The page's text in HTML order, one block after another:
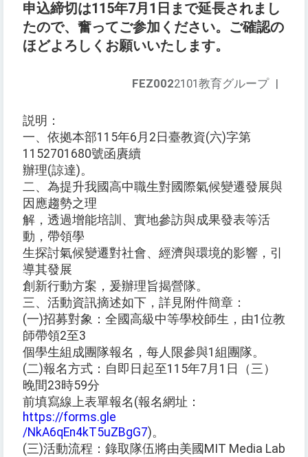
申込締切は115年7月1日まで延長されまし
たので、奮ってご参加ください。ご確認の
ほどよろしくお願いいたします。
FEZ0022101教育グループ |
説明：
一、依拠本部115年6月2日臺教資(六)字第
1152701680號函賡續
辦理(諒達)。
二、為提升我國高中職生對國際氣候變遷發展與
因應趨勢之理
解，透過增能培訓、實地參訪與成果發表等活
動，帶領學
生探討氣候變遷對社會、經濟與環境的影響，引
導其發展
創新行動方案，爰辦理旨揭營隊。
三、活動資訊摘述如下，詳見附件簡章：
(一)招募對象：全國高級中等學校師生，由1位教
師帶領2至3
個學生組成團隊報名，每人限參與1組團隊。
(二)報名方式：自即日起至115年7月1日（三）
晚間23時59分
前填寫線上表單報名(報名網址：
https://forms.gle
/NkA6qEn4kT5uZBgG7)。
(三)活動流程：錄取隊伍將由美國MIT Media Lab